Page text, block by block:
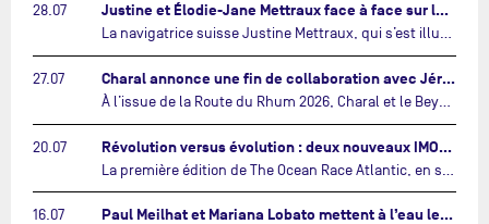
28.07 Justine et Élodie-Jane Mettraux face à face sur la transatlantique The Ocean Race Atlantic…
La navigatrice suisse Justine Mettraux, qui s’est illustrée comme la femme la plus rapide du Vendée Globe et qui fait actuellement construire un nouvel IMOCA pour l'édition 2028, sera cette année au départ de la première édition de The Ocean Race Atlantic.…
27.07 Charal annonce une fin de collaboration avec Jérémie Beyou et le Beyou Racing après la Route du Rhum…
À l’issue de la Route du Rhum 2026, Charal et le Beyou Racing mettront fin à leur collaboration. Il a été décidé de manière concertée, après dix ans d’une collaboration riche et performante, d’ouvrir une nouvelle ère pour le projet du Charal Sailing Team.…
20.07 Révolution versus évolution : deux nouveaux IMOCA très différents se préparent pour The Ocean Race Atlantic…
16.07 Paul Meilhat et Mariana Lobato mettent à l’eau leur bateau et lancent leur nouvelle campagne « United by the Ocean »…